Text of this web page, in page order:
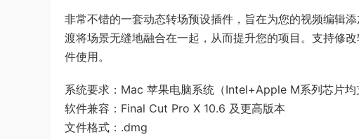
非常不错的一套动态转场预设插件，旨在为您的视频编辑
渡将场景无缝地融合在一起，从而提升您的项目。支持修
件使用。
系统要求：Mac 苹果电脑系统（Intel+Apple M系列芯片均
软件兼容：Final Cut Pro X 10.6 及更高版本
文件格式：.dmg